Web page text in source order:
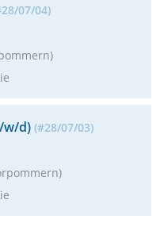
07/04)
w/d) (#28/07/03)